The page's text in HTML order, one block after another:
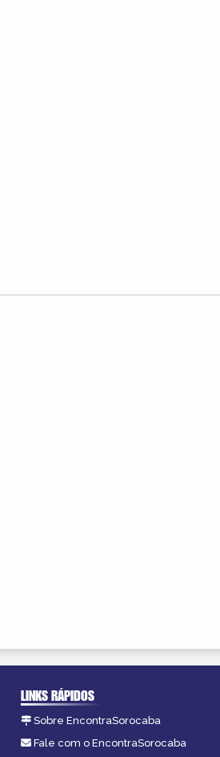
LINKS RÁPIDOS
Sobre EncontraSorocaba
Fale com o EncontraSorocaba